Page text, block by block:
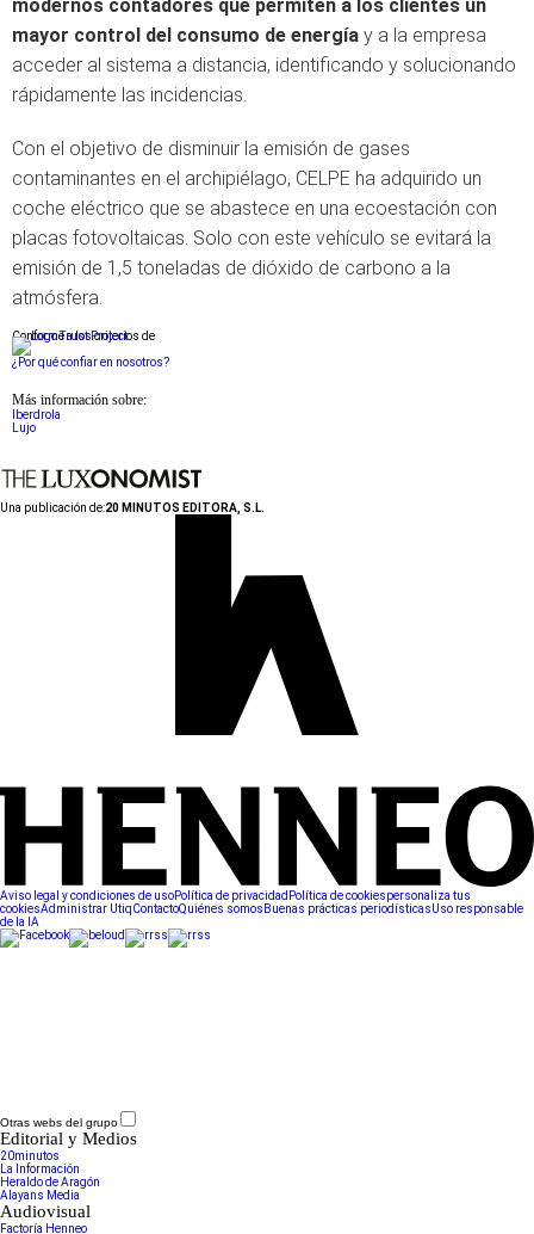
modernos contadores que permiten a los clientes un
mayor control del consumo de energía y a la empresa
acceder al sistema a distancia, identificando y solucionando
rápidamente las incidencias.
Con el objetivo de disminuir la emisión de gases
contaminantes en el archipiélago, CELPE ha adquirido un
coche eléctrico que se abastece en una ecoestación con
placas fotovoltaicas. Solo con este vehículo se evitará la
emisión de 1,5 toneladas de dióxido de carbono a la
atmósfera.
Conforme a los criterios de
¿Por qué confiar en nosotros?
Más información sobre:
Iberdrola
Lujo
Una publicación de:20 MINUTOS EDITORA, S.L.
Aviso legal y condiciones de usoPolítica de privacidad Política de cookiespersonaliza tus
cookiesAdministrar UtiqContactoQuiénes somos Buenas prácticas periodísticasUso responsable
de la IA
Otras webs del grupo
Editorial y Medios
20minutos
La Información
Heraldo de Aragón
Alayans Media
Audiovisual
Factoría Henneo